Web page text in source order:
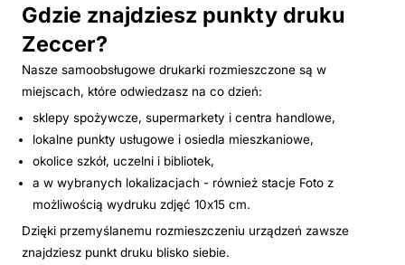
Gdzie znajdziesz punkty druku
Zeccer?
Nasze samoobsługowe drukarki rozmieszczone są w
miejscach, które odwiedzasz na co dzień:
sklepy spożywcze, supermarkety i centra handlowe,
lokalne punkty usługowe i osiedla mieszkaniowe,
okolice szkół, uczelni i bibliotek,
a w wybranych lokalizacjach - również stacje Foto z
możliwością wydruku zdjęć 10x15 cm.
Dzięki przemyślanemu rozmieszczeniu urządzeń zawsze
znajdziesz punkt druku blisko siebie.